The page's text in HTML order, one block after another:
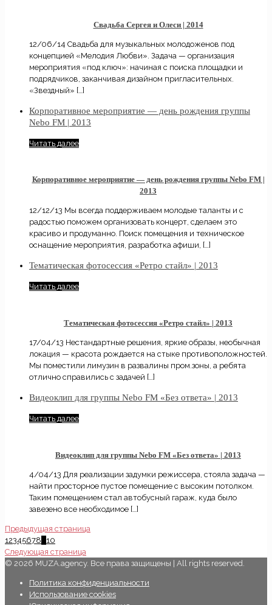
Свадьба Сергея и Олеси | 2014
12/06/14 Свадьба для музыкальных молодоженов под
концепцией «Мелодия Любви». Задача — организация
мероприятия «под ключ»: начиная с поиска площадки и
подрядчиков, заканчивая дизайном пригласительных.
«Звездный» […]
Корпоративное мероприятие — день рождения группы
Nebo FM | 2013
Читать далее
Корпоративное мероприятие — день рождения группы Nebo FM |
2013
12/12/13 Мы всегда поддерживаем молодые таланты и с
радостью поможем организовать концерт, сделаем это
красиво и продуманно. Поиск помещения и техническое
оснащение мероприятия, разработка афиши, […]
Тематическая фотосессия «Ретро стайл» | 2013
Читать далее
Тематическая фотосессия «Ретро стайл» | 2013
17/04/13 Нестандартные решения, яркие образы, необычная
локация — красота рождается на стыке противоположностей.
Мы поместили лимузин в развалины пром.зоны, а ребята
отлично справились с задачей […]
Видеоклип для группы Nebo FM «Без ответа» | 2013
Читать далее
Видеоклип для группы Nebo FM «Без ответа» | 2013
4/04/13 Для реализации задумки режиссера, стояла задача —
найти просторное пустое помещение с высоким потолком.
Таким помещением стал автобусный гараж, куда было
завезено все необходимое […]
Предыдущая страница
12345678
10
Следующая страница
© 2026 MUZA.agency. Все права защищены | All rights reserved.
Политика конфиденциальности
Использование cookies